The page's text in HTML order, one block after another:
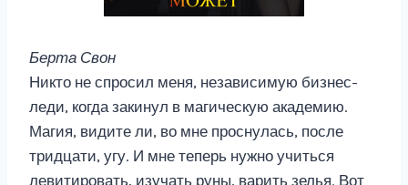
Берта Свон
Никто не спросил меня, независимую бизнес-
леди, когда закинул в магическую академию.
Магия, видите ли, во мне проснулась, после
тридцати, угу. И мне теперь нужно учиться
левитировать, изучать руны, варить зелья. Вот